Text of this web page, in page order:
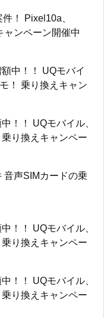
！ Pixel10a、
ャンペーン開催中
中！！ UQモバイ
！ 乗り換えキャン
！！ UQモバイル、
り換えキャンペー
音声SIMカードの乗
！！ UQモバイル、
り換えキャンペー
！！ UQモバイル、
り換えキャンペー